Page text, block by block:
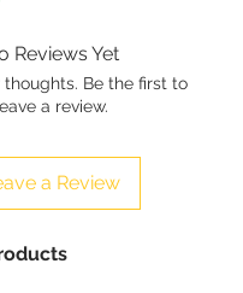
Reviews Yet
thoughts. Be the first to
a review.
a Review